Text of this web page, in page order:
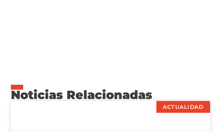
Noticias Relacionadas
ACTUALIDAD